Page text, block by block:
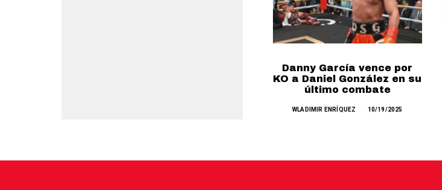
Danny García vence por
KO a Daniel González en su
último combate
WLADIMIR ENRÍQUEZ 10/19/2025